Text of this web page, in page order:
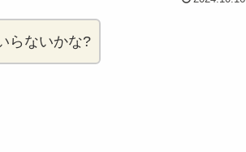
らないかな?